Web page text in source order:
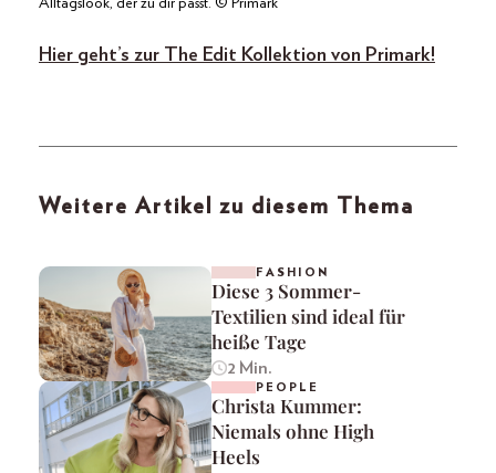
Alltagslook, der zu dir passt. © Primark
Hier geht’s zur The Edit Kollektion von Primark!
Weitere Artikel zu diesem Thema
FASHION
Diese 3 Sommer-
Textilien sind ideal für
heiße Tage
2 Min.
PEOPLE
Christa Kummer:
Niemals ohne High
Heels